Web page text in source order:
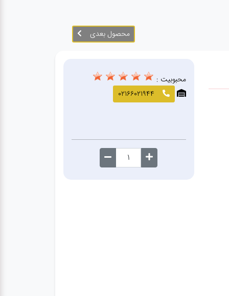
محصول بعدی
محبوبیت :
02166021944